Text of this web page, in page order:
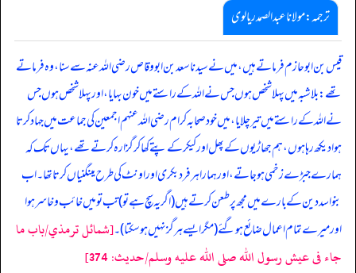
ترجمہ:مولانا عبدالصمد ریالوی
قیس بن ابوحازم فرماتے ہیں، میں نے سیدنا سعد بن ابووقاص رضی اللہ عنہ سے سنا، وہ فرماتے
تھے: بلاشبہ میں پہلا شخص ہوں جس نے اللہ کے راستے میں خون بہایا، اور پہلا شخص ہوں جس
نے اللہ کے راستے میں تیر چلایا، میں خود صحابہ کرام رضی اللہ عنہم اجمعین کی جماعت میں جہاد کرتا
ہوا دیکھ رہا ہوں، ہم جھاڑیوں کے پھل اور کیکر کے پتے کھا کر گزارہ کرتے تھے، یہاں تک کہ
ہمارے جبڑے زخمی ہو جاتے، اور ہمارا ہر فرد بکری اور اونٹ کی طرح مینگنیاں کرتا تھا۔ اب
بنواسد دین کے بارے میں مجھ پر طعن کرتے ہیں (اگر یہ سچ ہے تو) تب تو میں خائب و خاسر ہوا
اور میرے تمام اعمال ضائع ہو گئے (مگر ایسے ہر گز نہیں ہو سکتا)۔[شمائل ترمذي/باب ما
جاء فى عيش رسول الله صلى الله عليه وسلم/حدیث: 374]